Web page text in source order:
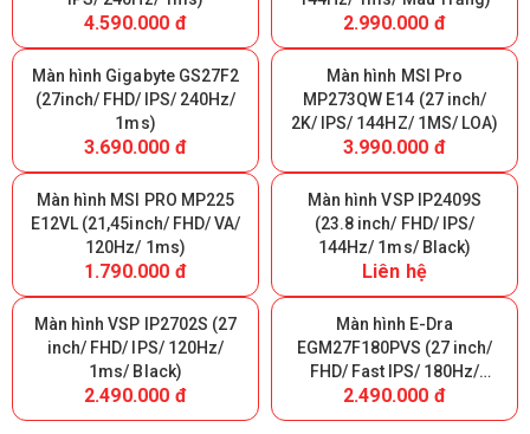
4.590.000 đ 2.990.000 đ
Màn hình Gigabyte GS27F2
(27inch/ FHD/ IPS/ 240Hz/
1ms)
3.690.000 đ
Màn hình MSI Pro
MP273QW E14 (27 inch/
2K/ IPS/ 144HZ/ 1MS/ LOA)
3.990.000 đ
Màn hình MSI PRO MP225
E12VL (21,45inch/ FHD/ VA/
120Hz/ 1ms)
1.790.000 đ
Màn hình VSP IP2409S
(23.8 inch/ FHD/ IPS/
144Hz/ 1ms/ Black)
Liên hệ
Màn hình VSP IP2702S (27
inch/ FHD/ IPS/ 120Hz/
1ms/ Black)
2.490.000 đ
Màn hình E-Dra
EGM27F180PVS (27 inch/
FHD/ Fast IPS/ 180Hz/
0.5ms)
2.490.000 đ